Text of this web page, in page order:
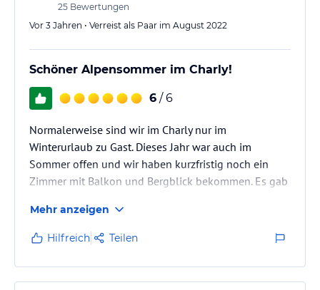
25 Bewertungen
Vor 3 Jahren • Verreist als Paar im August 2022
Schöner Alpensommer im Charly!
6 / 6
Normalerweise sind wir im Charly nur im
Winterurlaub zu Gast. Dieses Jahr war auch im
Sommer offen und wir haben kurzfristig noch ein
Zimmer mit Balkon und Bergblick bekommen. Es gab
die Tiroler Zeitung und tolle Gespräche mit Georg
und Maria. Wir haben die 2 Wochen sehr genossen
und freuen uns schon auf Januar 2023 wenn wir
wieder im Winter dort Gäste sein dürfen!
Mehr anzeigen
Hilfreich Teilen